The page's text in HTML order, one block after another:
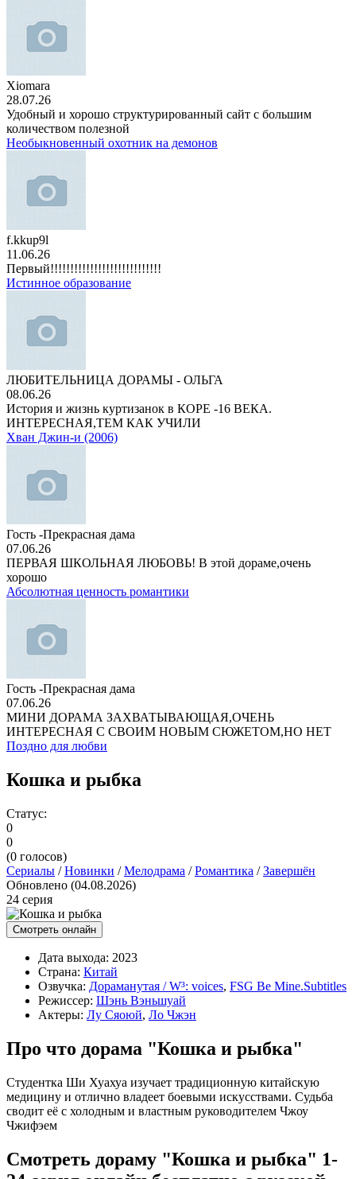
Xiomara
28.07.26
Удобный и хорошо структурированный сайт с большим
количеством полезной
Необыкновенный охотник на демонов
f.kkup9l
11.06.26
Первый!!!!!!!!!!!!!!!!!!!!!!!!!!!!
Истинное образование
ЛЮБИТЕЛЬНИЦА ДОРАМЫ - ОЛЬГА
08.06.26
История и жизнь куртизанок в КОРЕ -16 ВЕКА.
ИНТЕРЕСНАЯ,ТЕМ КАК УЧИЛИ
Хван Джин-и (2006)
Гость -Прекрасная дама
07.06.26
ПЕРВАЯ ШКОЛЬНАЯ ЛЮБОВЬ! В этой дораме,очень
хорошо
Абсолютная ценность романтики
Гость -Прекрасная дама
07.06.26
МИНИ ДОРАМА ЗАХВАТЫВАЮЩАЯ,ОЧЕНЬ
ИНТЕРЕСНАЯ С СВОИМ НОВЫМ СЮЖЕТОМ,НО НЕТ
Поздно для любви
Кошка и рыбка
Статус:
0
0
(0 голосов)
Сериалы /Новинки /Мелодрама /Романтика /Завершён
Обновлено (04.08.2026)
24 серия
Смотреть онлайн
Дата выхода: 2023
Страна: Китай
Озвучка: Дораманутая / W³: voices, FSG Be Mine.Subtitles
Режиссер: Шэнь Вэньшуай
Актеры: Лу Сяоюй, Ло Чжэн
Про что дорама "Кошка и рыбка"
Студентка Ши Хуахуа изучает традиционную китайскую
медицину и отлично владеет боевыми искусствами. Судьба
сводит её с холодным и властным руководителем Чжоу
Чжифэем
Смотреть дораму "Кошка и рыбка" 1-